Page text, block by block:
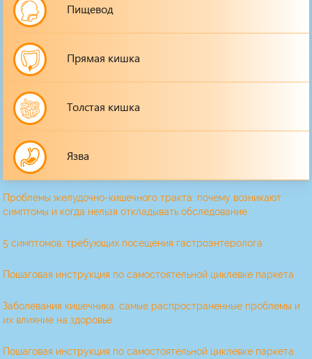
Пищевод
Прямая кишка
Толстая кишка
Язва
Проблемы желудочно-кишечного тракта: почему возникают
симптомы и когда нельзя откладывать обследование
5 симптомов, требующих посещения гастроэнтеролога
Пошаговая инструкция по самостоятельной циклевке паркета
Заболевания кишечника: самые распространенные проблемы и
их влияние на здоровье
Пошаговая инструкция по самостоятельной циклевке паркета